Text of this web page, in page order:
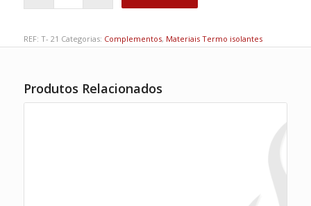
REF: T- 21 Categorias: Complementos, Materiais Termo isolantes
Produtos Relacionados